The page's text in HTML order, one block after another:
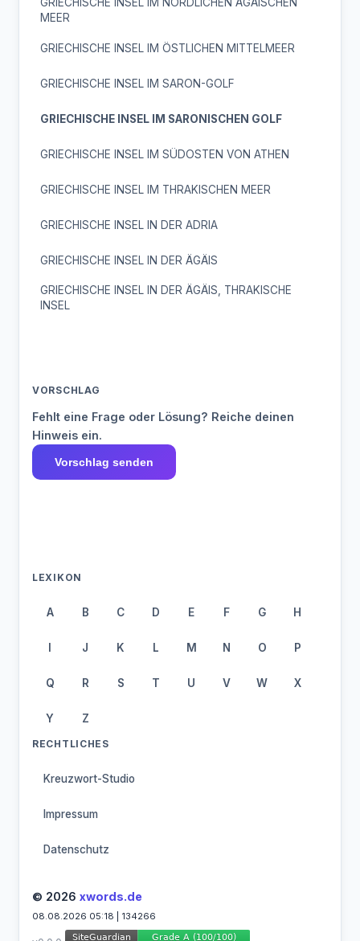
MEER
GRIECHISCHE INSEL IM ÖSTLICHEN MITTELMEER
GRIECHISCHE INSEL IM SARON-GOLF
GRIECHISCHE INSEL IM SARONISCHEN GOLF
GRIECHISCHE INSEL IM SÜDOSTEN VON ATHEN
GRIECHISCHE INSEL IM THRAKISCHEN MEER
GRIECHISCHE INSEL IN DER ADRIA
GRIECHISCHE INSEL IN DER ÄGÄIS
GRIECHISCHE INSEL IN DER ÄGÄIS, THRAKISCHE
INSEL
VORSCHLAG
Fehlt eine Frage oder Lösung? Reiche deinen
Hinweis ein.
Vorschlag senden
LEXIKON
A B C D E F G H
I J K L M N O P
Q R S T U V W X
Y Z
RECHTLICHES
Kreuzwort-Studio
Impressum
Datenschutz
© 2026 xwords.de
08.08.2026 05:18 | 134266